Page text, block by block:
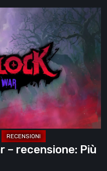
– recensione: Più